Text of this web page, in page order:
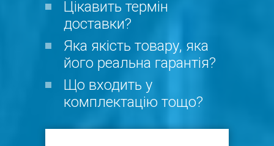
Цікавить термін
доставки?
Яка якість товару, яка
його реальна гарантія?
Що входить у
комплектацію тощо?